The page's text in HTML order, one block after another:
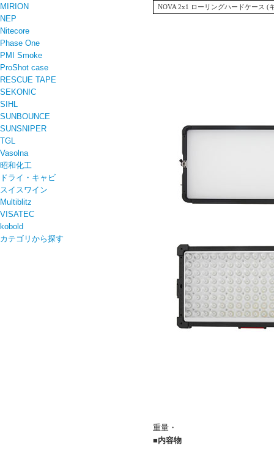
MIRION
NEP
Nitecore
Phase One
PMI Smoke
ProShot case
RESCUE TAPE
SEKONIC
SIHL
SUNBOUNCE
SUNSNIPER
TGL
Vasolna
昭和化工
ドライ・キャビ
スイスワイン
Multiblitz
VISATEC
kobold
カテゴリから探す
NOVA 2x1
ローリングハードケース (
重量・
■内容物